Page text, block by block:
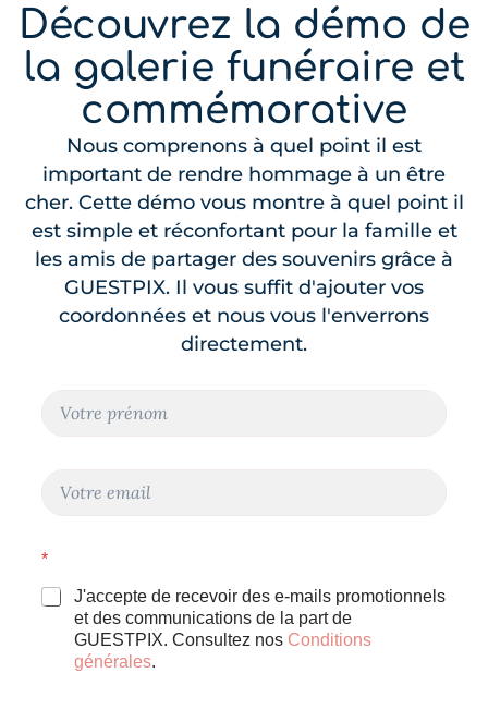
Découvrez la démo de
la galerie funéraire et
commémorative
Nous comprenons à quel point il est
important de rendre hommage à un être
cher. Cette démo vous montre à quel point il
est simple et réconfortant pour la famille et
les amis de partager des souvenirs grâce à
GUESTPIX. Il vous suffit d'ajouter vos
coordonnées et nous vous l'enverrons
directement.
o
m
u
r
i
l
N
o
m
C
o
r
e
*
J'accepte de recevoir des e-mails promotionnels
et des communications de la part de
GUESTPIX. Consultez nos Conditions
générales.